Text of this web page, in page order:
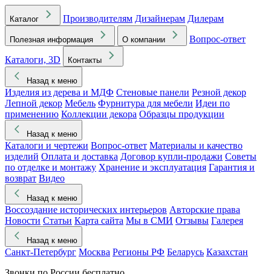
Каталог Производителям Дизайнерам Дилерам
Полезная информация О компании
Вопрос-ответ
Каталоги, 3D
Контакты
Назад к меню
Изделия из дерева и МДФ Стеновые панели Резной декор
Лепной декор Мебель Фурнитура для мебели Идеи по
применению Коллекции декора Образцы продукции
Назад к меню
Каталоги и чертежи Вопрос-ответ Материалы и качество
изделий Оплата и доставка Договор купли-продажи Советы
по отделке и монтажу Хранение и эксплуатация Гарантия и
возврат Видео
Назад к меню
Воссоздание исторических интерьеров Авторские права
Новости Статьи Карта сайта Мы в СМИ Отзывы Галерея
Назад к меню
Санкт-Петербург Москва Регионы РФ Беларусь Казахстан